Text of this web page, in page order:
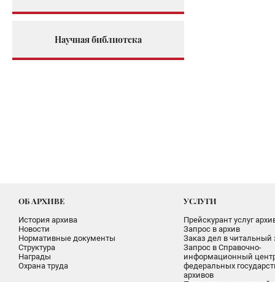
Научная библиотека
ОБ АРХИВЕ
История архива
Новости
Нормативные документы
Структура
Награды
Охрана труда
УСЛУГИ
Прейскурант услуг
Запрос в архив
Заказ дел в читальный
Запрос в Справочно-
информационный
федеральных
архивов